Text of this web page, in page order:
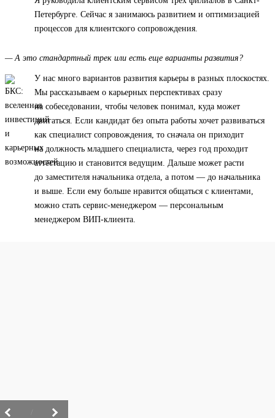
Петербурге. Сейчас я занимаюсь развитием и оптимизацией
процессов для клиентского сопровождения.
— А это стандартный трек или есть еще варианты развития?
У нас много вариантов развития карьеры в разных плоскостях.
Мы рассказываем о карьерных перспективах сразу
на собеседовании, чтобы человек понимал, куда может
двигаться. Если кандидат без опыта работы хочет развиваться
как специалист сопровождения, то сначала он приходит
на должность младшего специалиста, через год проходит
аттестацию и становится ведущим. Дальше может расти
до заместителя начальника отдела, а потом — до начальника
и выше. Если ему больше нравится общаться с клиентами,
можно стать сервис-менеджером — персональным
менеджером ВИП-клиента.